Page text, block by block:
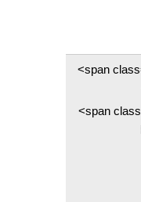
<span
<span